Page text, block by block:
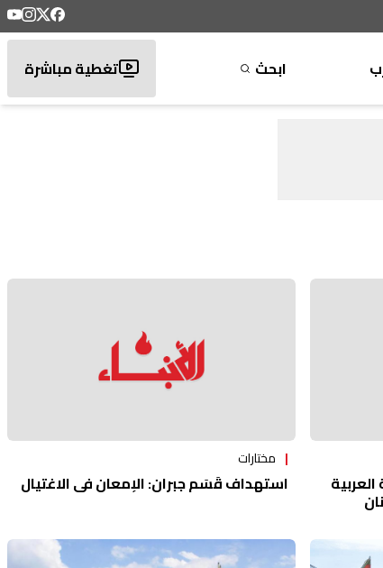
ابحث تغطية مباشرة
مختارات
استهداف قَسَم جبران: الإمعان في الاغتيال